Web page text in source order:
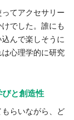
てアクセサリー
でした。誰にも
んで楽しそうに
心理学的に研究
びと創造性
らいながら、ど